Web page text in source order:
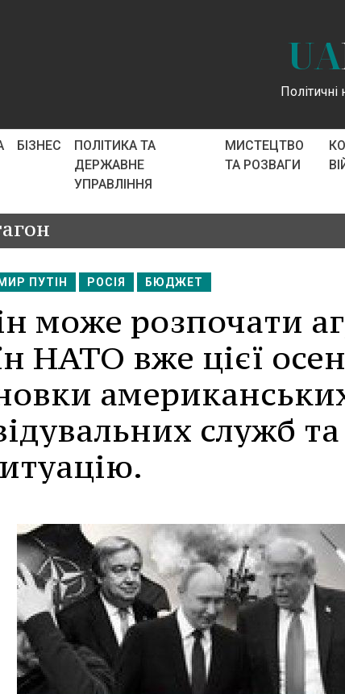
UA
Політичні
БІЗНЕС
ПОЛІТИКА ТА
ДЕРЖАВНЕ
УПРАВЛІННЯ
МИСТЕЦТВО
ТА РОЗВАГИ
ПУТІН РОСІЯ БЮДЖЕТ
може розпочати
НАТО вже цієї
служб